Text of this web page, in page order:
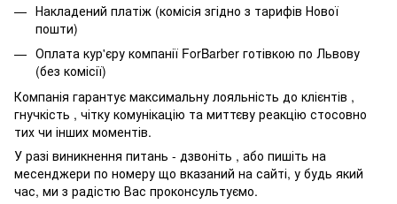
Накладений платіж (комісія згідно з тарифів Нової
пошти)
Оплата кур'єру компанії ForBarber готівкою по Львову
(без комісії)
Компанія гарантує максимальну лояльність до клієнтів ,
гнучкість , чітку комунікацію та миттєву реакцію стосовно
тих чи інших моментів.
У разі виникнення питань - дзвоніть , або пишіть на
месенджери по номеру що вказаний на сайті, у будь який
час, ми з радістю Вас проконсультуємо.